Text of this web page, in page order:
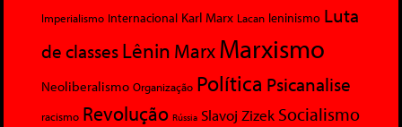
Imperialismo Internacional Karl Marx Lacan leninismo Luta
de classesLênin MarxMarxismo
Neoliberalismo Organização Política Psicanalise
racismo Revolução Rússia Slavoj Zizek Socialismo